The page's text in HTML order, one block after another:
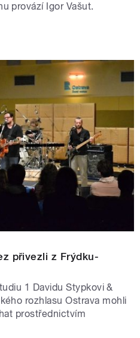
provází Igor Vašut.
přivezli z Frýdku-
1 Davidu Stypkovi &
rozhlasu Ostrava mohli
prostřednictvím